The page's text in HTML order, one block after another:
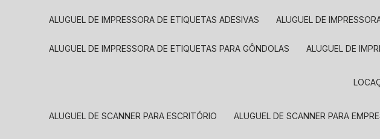
ALUGUEL DE IMPRESSORA DE ETIQUETAS ADESIVAS ALUGUEL DE
ALUGUEL DE IMPRESSORA DE ETIQUETAS PARA GÔNDOLAS ALUGUEL DE
ALUGUEL DE SCANNER PARA ESCRITÓRIO ALUGUEL DE SCANNER PARA